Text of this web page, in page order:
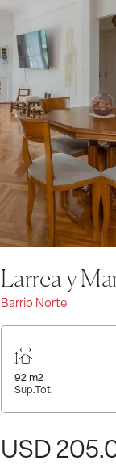
Larrea y
Barrio Norte
92 m2
Sup.Tot.
USD